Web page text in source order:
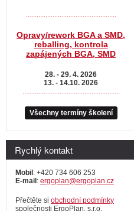
...................................................
Opravy/rework BGA a SMD,
reballing, kontrola
zapájených BGA, SMD
28. - 29. 4. 2026
13. - 14.10. 2026
Všechny termíny školení
Rychlý kontakt
Mobil: +420 734 606 253
E-mail: ergoplan@ergoplan.cz
Přečtěte si obchodní podmínky
společnosti ErgoPlan, s.r.o.